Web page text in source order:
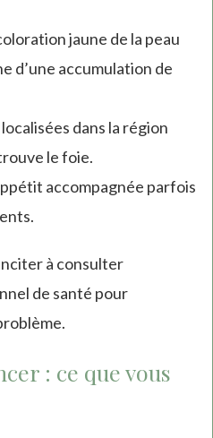
jaune de la peau
d’une accumulation de
localisées dans la région
le foie.
accompagnée parfois
à consulter
de santé pour
: ce que vous